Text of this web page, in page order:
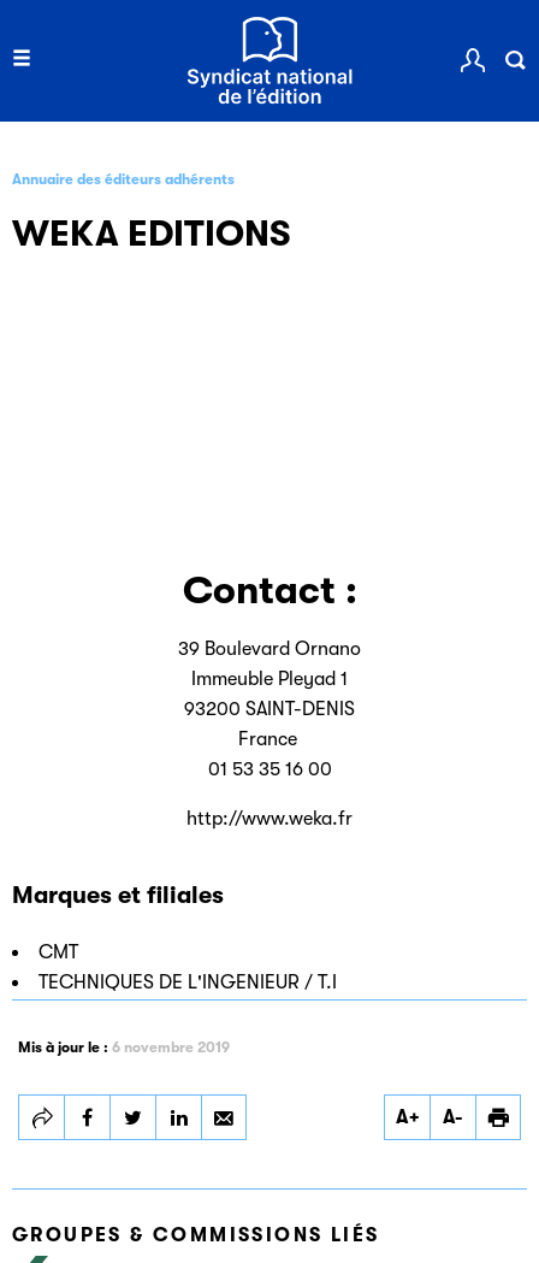
Annuaire des éditeurs adhérents
WEKA EDITIONS
Contact :
39 Boulevard Ornano
Immeuble Pleyad 1
93200 SAINT-DENIS
France
01 53 35 16 00
http://www.weka.fr
Marques et filiales
CMT
TECHNIQUES DE L'INGENIEUR / T.I
Mis à jour le : 6 novembre 2019
Partager
WEKA EDITIONS
Partager
WEKA EDITIONS
Partager
WEKA EDITIONS
A+ A-
GROUPES & COMMISSIONS LIÉS